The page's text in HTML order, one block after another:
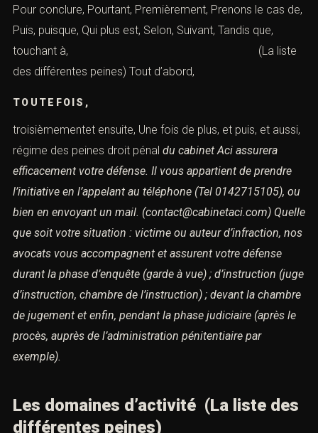
Pour conclure, Pourtant, Premièrement, Prenons le cas de,
Puis, puisque, Qui plus est, Selon, Suivant, Tandis que,
touchant à, (La liste
des différentes peines) Tout d’abord,
TOUTEFOIS,
troisièmementet ensuite, Une fois de plus, et puis, et aussi,
régime des peines droit pénal du cabinet Aci assurera
efficacement votre défense. Il vous appartient de prendre
l’initiative en l’appelant au téléphone (Tel 0142715105), ou
bien en envoyant un mail. (contact@cabinetaci.com) Quelle
que soit votre situation : victime ou auteur d’infraction, nos
avocats vous accompagnent et assurent votre défense
durant la phase d’enquête (garde à vue) ; d’instruction (juge
d’instruction, chambre de l’instruction) ; devant la chambre
de jugement et enfin, pendant la phase judiciaire (après le
procès, auprès de l’administration pénitentiaire par
exemple).
Les domaines d’activité (La liste des
différentes peines)